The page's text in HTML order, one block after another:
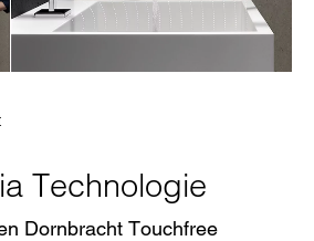
Technologie
Dornbracht Touchfree